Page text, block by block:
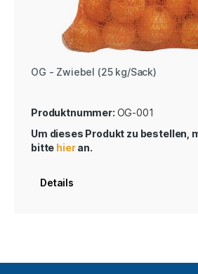
OG - Zwiebel (25 kg/Sack)
Produktnummer: OG-001
Um dieses Produkt zu bestellen,
bitte hieran.
Details